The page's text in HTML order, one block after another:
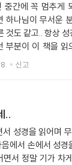
중간에 꼭 멈추게
하나님이 무서운
면서 갸우뚱하고, 무언가
부분이 이 책을
엇보다도 확실한 관
신고
..
성경을 읽어며
에서 손에서 성경을
정말 기가 차게 우리